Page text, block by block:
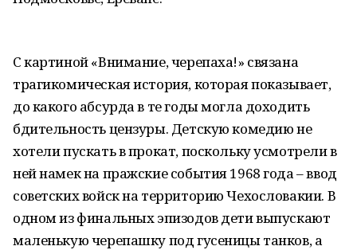
С картиной «Внимание, черепаха!» связана
трагикомическая история, которая показывает,
до какого абсурда в те годы могла доходить
бдительность цензуры. Детскую комедию не
хотели пускать в прокат, поскольку усмотрели в
ней намек на пражские события 1968 года – ввод
советских войск на территорию Чехословакии. В
одном из финальных эпизодов дети выпускают
маленькую черепашку под гусеницы танков, а